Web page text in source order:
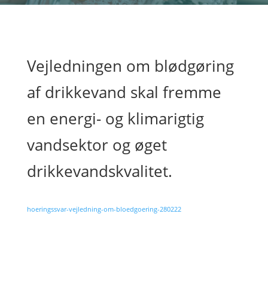
Vejledningen om blødgøring
af drikkevand skal fremme
en energi- og klimarigtig
vandsektor og øget
drikkevandskvalitet.
hoeringssvar-vejledning-om-bloedgoering-280222